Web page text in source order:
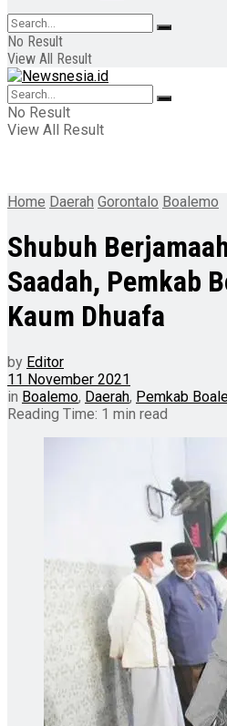
No Result
View All Result
No Result
View All Result
Home Daerah Gorontalo Boalemo
Shubuh
Saadah, Pemkab
Kaum Dhuafa
by Editor
11 November 2021
in Boalemo, Daerah, Pemkab
Reading Time: 1 min read